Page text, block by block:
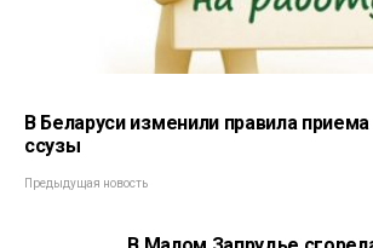
В Беларуси изменили правила
ссузы
Предыдущая новость